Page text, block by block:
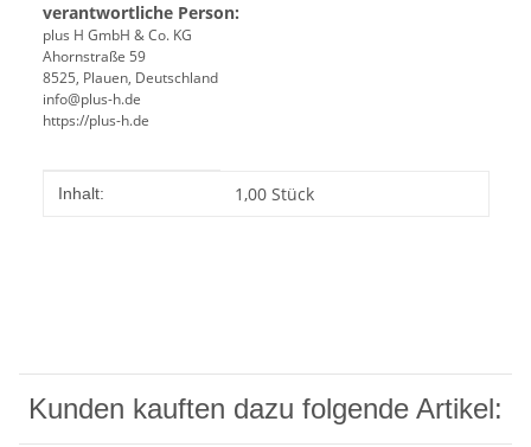
verantwortliche Person:
plus H GmbH & Co. KG
Ahornstraße 59
8525, Plauen, Deutschland
info@plus-h.de
https://plus-h.de
Produkteigenschaft
Wert
Inhalt: 1,00 Stück
Kunden kauften dazu folgende Artikel: